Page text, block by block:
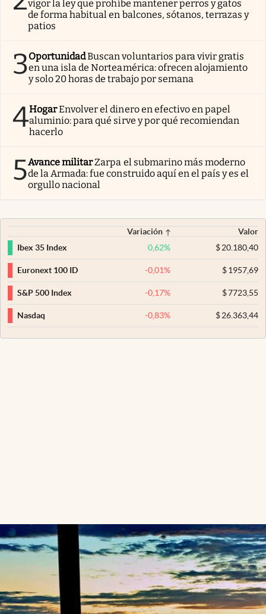
vigor la ley que prohíbe mantener perros y gatos
de forma habitual en balcones, sótanos, terrazas y
patios
3OportunidadBuscan voluntarios para vivir gratis
en una isla de Norteamérica: ofrecen alojamiento
y solo 20 horas de trabajo por semana
4HogarEnvolver el dinero en efectivo en papel
aluminio: para qué sirve y por qué recomiendan
hacerlo
5Avance militarZarpa el submarino más moderno
de la Armada: fue construido aquí en el país y es el
orgullo nacional
Variación
Valor
Ibex 35 Index
0,62% $20.180,40
Euronext 100 ID -0,01% $1957,69
S&P 500 Index -0,17% $7723,55
Nasdaq -0,83% $26.363,44